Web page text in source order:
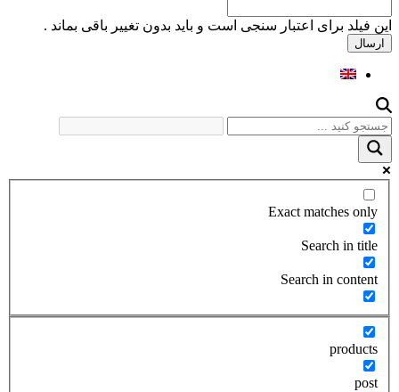
این فیلد برای اعتبار سنجی است و باید بدون تغییر باقی بماند .
Exact matches only
Search in title
Search in content
products
post